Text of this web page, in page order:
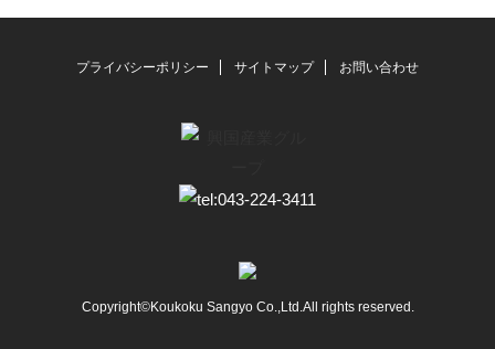
プライバシーポリシー サイトマップ お問い合わせ
Copyright©Koukoku Sangyo Co.,Ltd.All rights reserved.